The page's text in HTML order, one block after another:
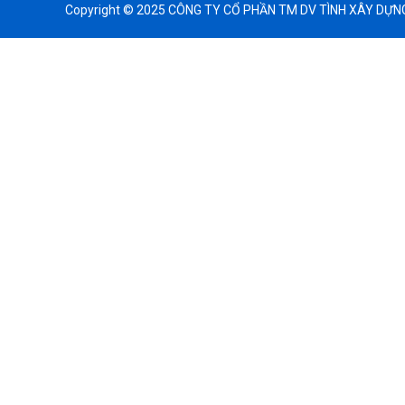
Copyright © 2025 CÔNG TY CỔ PHẦN TM DV TÌNH XÂY